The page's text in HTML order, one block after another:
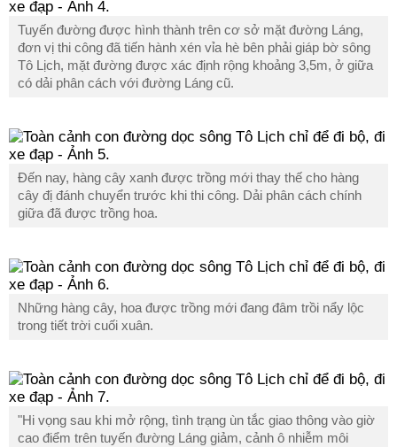
Tuyến đường được hình thành trên cơ sở mặt đường Láng,
đơn vị thi công đã tiến hành xén vỉa hè bên phải giáp bờ sông
Tô Lịch, mặt đường được xác định rộng khoảng 3,5m, ở giữa
có dải phân cách với đường Láng cũ.
Đến nay, hàng cây xanh được trồng mới thay thế cho hàng
cây đị đánh chuyển trước khi thi công. Dải phân cách chính
giữa đã được trồng hoa.
Những hàng cây, hoa được trồng mới đang đâm trồi nẩy lộc
trong tiết trời cuối xuân.
"Hi vọng sau khi mở rộng, tình trạng ùn tắc giao thông vào giờ
cao điểm trên tuyến đường Láng giảm, cảnh ô nhiễm môi